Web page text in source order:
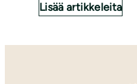
Lisää artikkeleita